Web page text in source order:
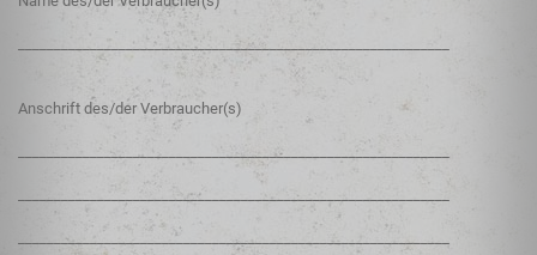
____________________________________________________________
Anschrift des/der Verbraucher(s)
____________________________________________________________
____________________________________________________________
____________________________________________________________